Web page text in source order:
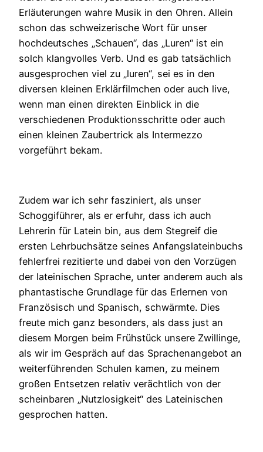
Erläuterungen wahre Musik in den Ohren. Allein
schon das schweizerische Wort für unser
hochdeutsches „Schauen“, das „Luren“ ist ein
solch klangvolles Verb. Und es gab tatsächlich
ausgesprochen viel zu „luren“, sei es in den
diversen kleinen Erklärfilmchen oder auch live,
wenn man einen direkten Einblick in die
verschiedenen Produktionsschritte oder auch
einen kleinen Zaubertrick als Intermezzo
vorgeführt bekam.
Zudem war ich sehr fasziniert, als unser
Schoggiführer, als er erfuhr, dass ich auch
Lehrerin für Latein bin, aus dem Stegreif die
ersten Lehrbuchsätze seines Anfangslateinbuchs
fehlerfrei rezitierte und dabei von den Vorzügen
der lateinischen Sprache, unter anderem auch als
phantastische Grundlage für das Erlernen von
Französisch und Spanisch, schwärmte. Dies
freute mich ganz besonders, als dass just an
diesem Morgen beim Frühstück unsere Zwillinge,
als wir im Gespräch auf das Sprachenangebot an
weiterführenden Schulen kamen, zu meinem
großen Entsetzen relativ verächtlich von der
scheinbaren „Nutzlosigkeit“ des Lateinischen
gesprochen hatten.